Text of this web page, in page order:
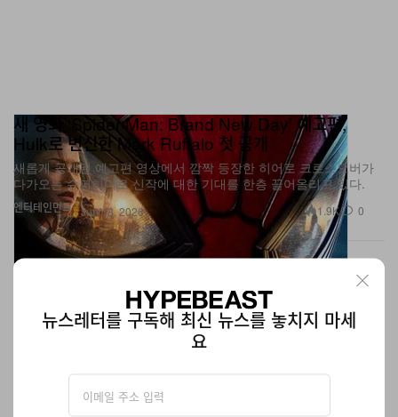
엔터테인먼트
새 영화 ‘Spider-Man: Brand New Day’ 예고편,
Hulk로 변신한 Mark Ruffalo 첫 공개
새롭게 공개된 예고편 영상에서 깜짝 등장한 히어로 크로스오버가
다가오는 슈퍼히어로 신작에 대한 기대를 한층 끌어올리고 있다.
Jun 18, 2026 1.9K 0
뉴스레터를 구독해 최신 뉴스를 놓치지 마세
요